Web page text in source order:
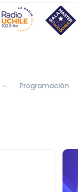
Programación